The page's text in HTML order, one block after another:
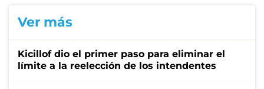
Ver más
Kicillof dio el primer paso para eliminar el
límite a la reelección de los intendentes